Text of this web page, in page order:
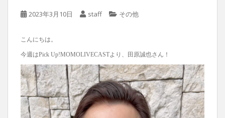
2023年3月10日 staff その他
こんにちは。
今週はPick Up!MOMOLIVECASTより、田原誠也さん！